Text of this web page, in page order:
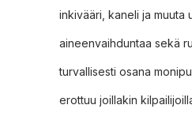
inkivääri, kaneli ja muuta
aineenvaihduntaa sekä
turvallisesti osana
erottuu joillakin